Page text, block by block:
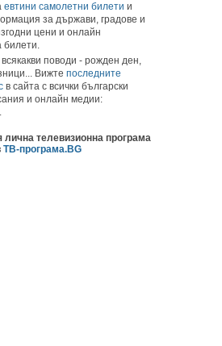
евтини самолетни билети и
за държави, градове и
цени и онлайн
билети.
всякакви поводи - рожден ден,
Вижте последните
в сайта с всички български
и онлайн медии:
.
лична телевизионна програма
ТВ-програма.BG